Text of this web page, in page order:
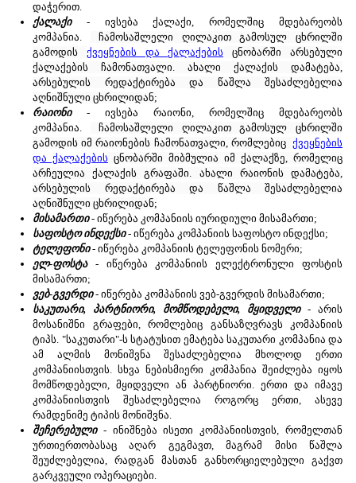
დაჭერით.
ქალაქი- ივსება ქალაქი, რომელშიც მდებარეობს
კომპანია.
ჩამოსაშლელი ღილაკით გამოსულ ცხრილში
გამოდის ქვეყნების და ქალაქების ცნობარში არსებული
ქალაქების ჩამონათვალი. ახალი ქალაქის დამატება,
არსებულის რედაქტირება და წაშლა შესაძლებელია
აღნიშნული ცხრილიდან;
რაიონი- ივსება რაიონი, რომელშიც მდებარეობს
კომპანია.
ჩამოსაშლელი ღილაკით გამოსულ ცხრილში
გამოდის იმ რაიონების ჩამონათვალი, რომლებიც ქვეყნების
და ქალაქების ცნობარში მიბმულია იმ ქალაქზე, რომელიც
არჩეულია ქალაქის გრაფაში. ახალი რაიონის დამატება,
არსებულის რედაქტირება და წაშლა შესაძლებელია
აღნიშნული ცხრილიდან;
მისამართი- იწერება კომპანიის იურიდიული მისამართი;
საფოსტო ინდექსი- იწერება კომპანიის საფოსტო ინდექსი;
ტელეფონი- იწერება კომპანიის ტელეფონის ნომერი;
ელ-ფოსტა- იწერება კომპანიის ელექტრონული ფოსტის
მისამართი;
ვებ-გვერდი- იწერება კომპანიის ვებ-გვერდის მისამართი;
საკუთარი, პარტნიორი, მომწოდებელი, მყიდველი- არის
მოსანიშნი გრაფები, რომლებიც განსაზღვრავს კომპანიის
ტიპს. "საკუთარი"-ს სტატუსით ემატება საკუთარი კომპანია და
ამ ალმის მონიშვნა შესაძლებელია მხოლოდ ერთი
კომპანიისთვის. სხვა ნებისმიერი კომპანია შეიძლება იყოს
მომწოდებელი, მყიდველი ან პარტნიორი. ერთი და იმავე
კომპანიისთვის შესაძლებელია როგორც ერთი, ასევე
რამდენიმე ტიპის მონიშვნა.
შეჩერებული- ინიშნება ისეთი კომპანიისთვის, რომელთან
ურთიერთობასაც აღარ გეგმავთ, მაგრამ მისი წაშლა
შეუძლებელია, რადგან მასთან განხორციელებული გაქვთ
გარკვეული ოპერაციები.